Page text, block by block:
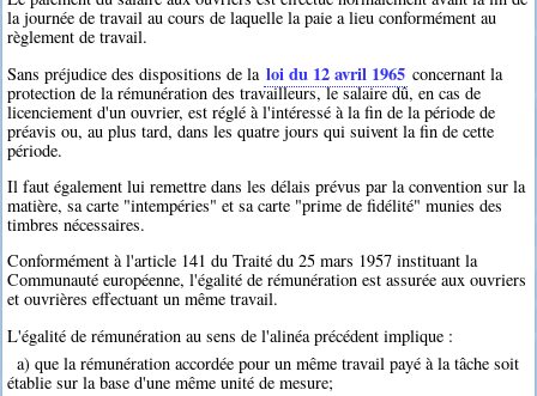
la journée de travail au cours de laquelle la paie a lieu conformément au
règlement de travail.
Sans préjudice des dispositions de la loi du 12 avril 1965 concernant la
protection de la rémunération des travailleurs, le salaire dû, en cas de
licenciement d'un ouvrier, est réglé à l'intéressé à la fin de la période de
préavis ou, au plus tard, dans les quatre jours qui suivent la fin de cette
période.
Il faut également lui remettre dans les délais prévus par la convention sur la
matière, sa carte "intempéries" et sa carte "prime de fidélité" munies des
timbres nécessaires.
Conformément à l'article 141 du Traité du 25 mars 1957 instituant la
Communauté européenne, l'égalité de rémunération est assurée aux ouvriers
et ouvrières effectuant un même travail.
L'égalité de rémunération au sens de l'alinéa précédent implique :
a) que la rémunération accordée pour un même travail payé à la tâche soit
établie sur la base d'une même unité de mesure;